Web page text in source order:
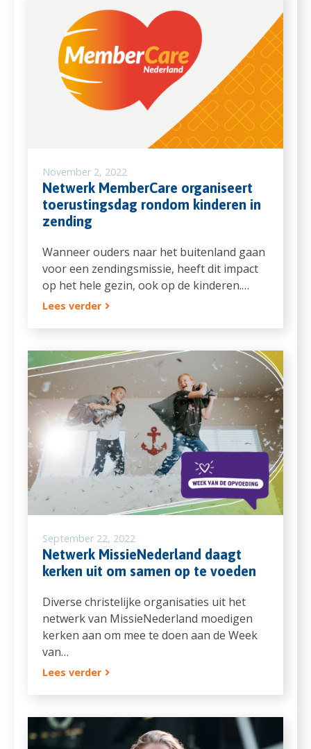
November 2, 2022
Netwerk MemberCare organiseert
toerustingsdag rondom kinderen in
zending
Wanneer ouders naar het buitenland gaan
voor een zendingsmissie, heeft dit impact
op het hele gezin, ook op de kinderen.…
Lees verder
September 22, 2022
Netwerk MissieNederland daagt
kerken uit om samen op te voeden
Diverse christelijke organisaties uit het
netwerk van MissieNederland moedigen
kerken aan om mee te doen aan de Week
van…
Lees verder